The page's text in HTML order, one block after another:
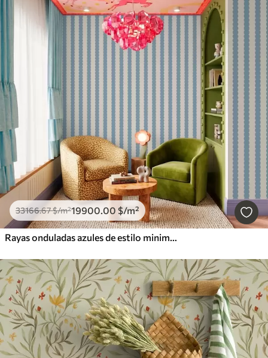
33166.67$/m²19900.00 $/m²
Rayas onduladas azules de estilo minimalista